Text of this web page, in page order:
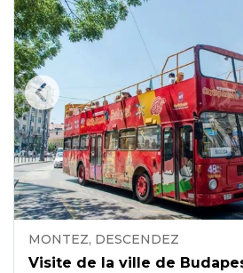
MONTEZ, DESCENDEZ
Visite de la ville de